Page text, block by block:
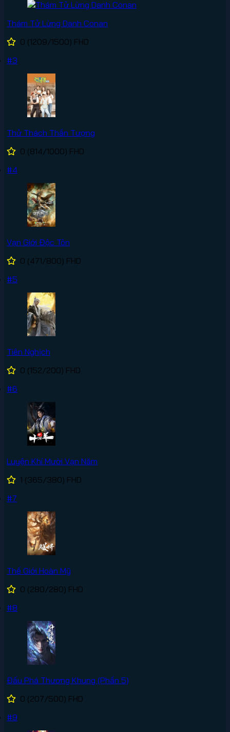
Thám Tử Lừng Danh Conan
0 (1209/1500) FHD
#3
Thử Thách Thần Tượng
0 (814/1000) FHD
#4
Vạn Giới Độc Tôn
0 (471/800) FHD
#5
Tiên Nghịch
0 (152/200) FHD
#6
Luyện Khí Mười Vạn Năm
1 (365/380) FHD
#7
Thế Giới Hoàn Mỹ
0 (280/280) FHD
#8
Đấu Phá Thương Khung (Phần 5)
0 (207/500) FHD
#9